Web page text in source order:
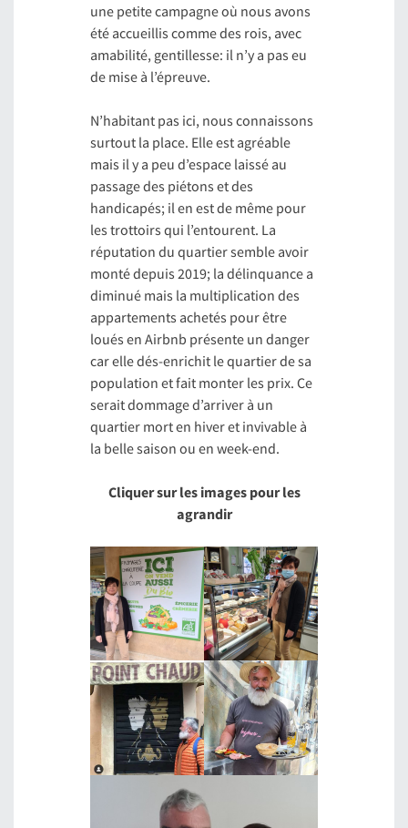
une petite campagne où nous avons
été accueillis comme des rois, avec
amabilité, gentillesse: il n’y a pas eu
de mise à l’épreuve.
N’habitant pas ici, nous connaissons
surtout la place. Elle est agréable
mais il y a peu d’espace laissé au
passage des piétons et des
handicapés; il en est de même pour
les trottoirs qui l’entourent. La
réputation du quartier semble avoir
monté depuis 2019; la délinquance a
diminué mais la multiplication des
appartements achetés pour être
loués en Airbnb présente un danger
car elle dés-enrichit le quartier de sa
population et fait monter les prix. Ce
serait dommage d’arriver à un
quartier mort en hiver et invivable à
la belle saison ou en week-end.
Cliquer sur les images pour les
agrandir